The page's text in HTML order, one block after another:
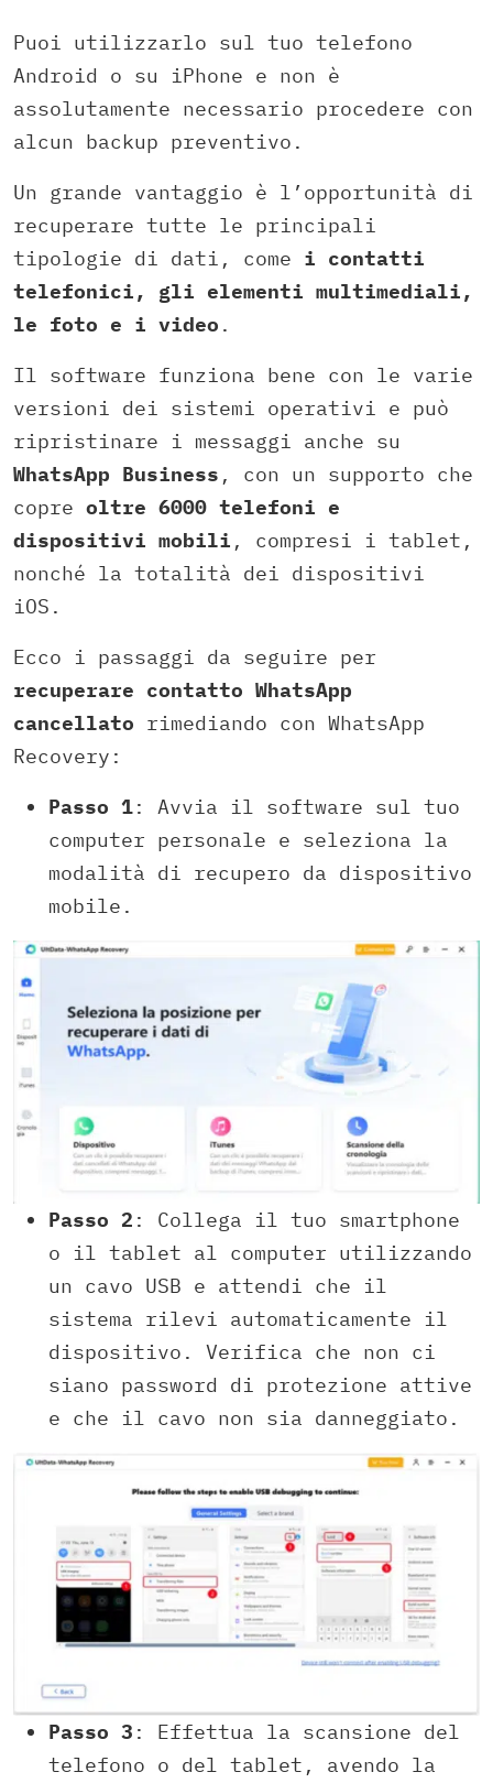
Puoi utilizzarlo sul tuo telefono
Android o su iPhone e non è
assolutamente necessario procedere con
alcun backup preventivo.
Un grande vantaggio è l’opportunità di
recuperare tutte le principali
tipologie di dati, come i contatti
telefonici, gli elementi multimediali,
le foto e i video .
Il software funziona bene con le varie
versioni dei sistemi operativi e può
ripristinare i messaggi anche su
WhatsApp Business , con un supporto che
copre oltre 6000 telefoni e
dispositivi mobili , compresi i tablet,
nonché la totalità dei dispositivi
iOS.
Ecco i passaggi da seguire per
recuperare contatto WhatsApp
cancellato rimediando con WhatsApp
Recovery:
Passo 1: Avvia il software sul tuo
computer personale e seleziona la
modalità di recupero da dispositivo
mobile.
Passo 2 : Collega il tuo smartphone
o il tablet al computer utilizzando
un cavo USB e attendi che il
sistema rilevi automaticamente il
dispositivo. Verifica che non ci
siano password di protezione attive
e che il cavo non sia danneggiato.
Passo 3 : Effettua la scansione del
telefono o del tablet, avendo la